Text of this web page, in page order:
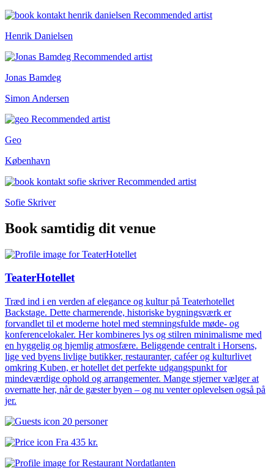
Henrik Danielsen
Jonas Bamdeg
Simon Andersen
Geo
København
Sofie Skriver
Book samtidig dit venue
TeaterHotellet
Træd ind i en verden af elegance og kultur på Teaterhotellet
Backstage. Dette charmerende, historiske bygningsværk er
forvandlet til et moderne hotel med stemningsfulde møde- og
konferencelokaler. Her kombineres lys og stilren minimalisme med
en hyggelig og hjemlig atmosfære. Beliggende centralt i Horsens,
lige ved byens livlige butikker, restauranter, caféer og kulturlivet
omkring Kuben, er hotellet det perfekte udgangspunkt for
mindeværdige ophold og arrangementer. Mange stjerner vælger at
overnatte her, når de gæster byen – og nu venter oplevelsen også på
jer.
20 personer
Fra 435 kr.